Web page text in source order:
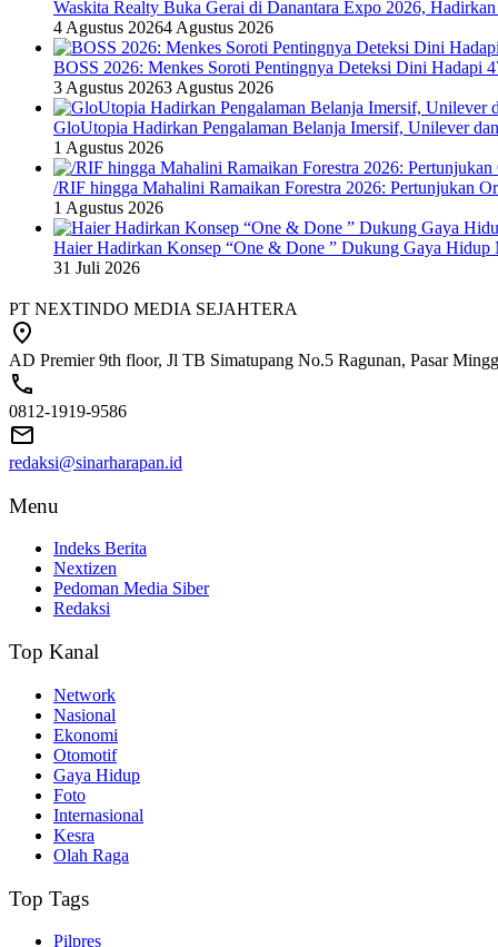
Waskita Realty Buka Gerai di Danantara Expo 2026,
4 Agustus 20264 Agustus 2026
BOSS 2026: Menkes Soroti Pentingnya Deteksi Dini Hadapi
3 Agustus 20263 Agustus 2026
GloUtopia Hadirkan Pengalaman Belanja Imersif, Unilever
1 Agustus 2026
/RIF hingga Mahalini Ramaikan Forestra 2026: Pertunjukan
1 Agustus 2026
Haier Hadirkan Konsep “One & Done ” Dukung Gaya Hidup
31 Juli 2026
PT NEXTINDO MEDIA SEJAHTERA
AD Premier 9th floor, Jl TB Simatupang No.5 Ragunan, Pasar
0812-1919-9586
redaksi@sinarharapan.id
Menu
Indeks Berita
Nextizen
Pedoman Media Siber
Redaksi
Top Kanal
Network
Nasional
Ekonomi
Otomotif
Gaya Hidup
Foto
Internasional
Kesra
Olah Raga
Top Tags
Pilpres